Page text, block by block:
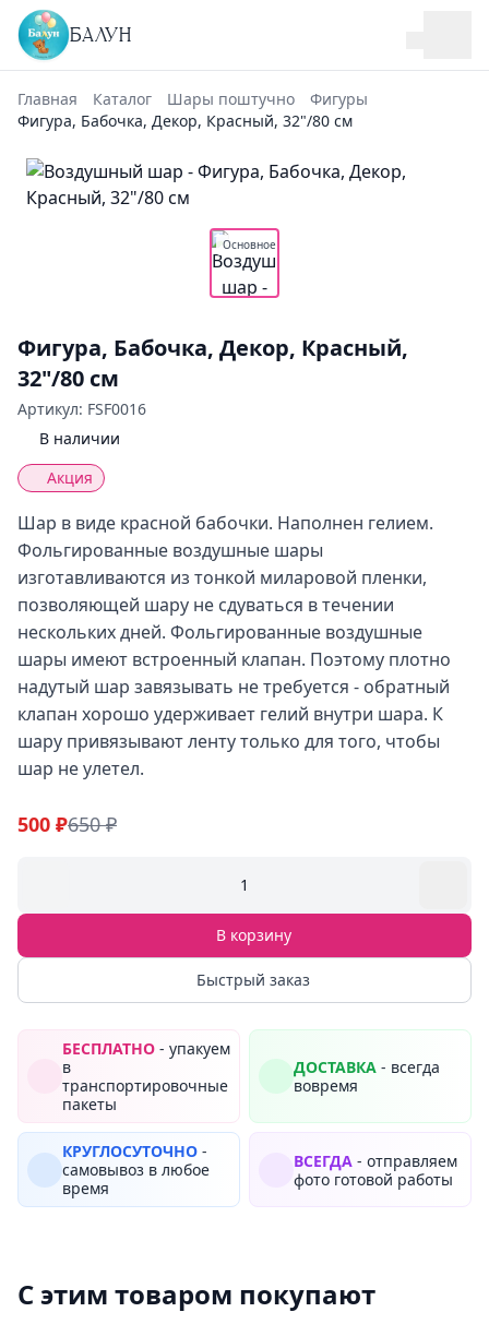
БАЛУН
Главная Каталог Шары поштучно
Фигуры
Фигура, Бабочка, Декор, Красный, 32"/80 см
Основное
Фигура, Бабочка, Декор, Красный,
32"/80 см
Артикул: FSF0016
В наличии
Акция
Шар в виде красной бабочки. Наполнен гелием.
Фольгированные воздушные шары
изготавливаются из тонкой миларовой пленки,
позволяющей шару не сдуваться в течении
нескольких дней. Фольгированные воздушные
шары имеют встроенный клапан. Поэтому плотно
надутый шар завязывать не требуется - обратный
клапан хорошо удерживает гелий внутри шара. К
шару привязывают ленту только для того, чтобы
шар не улетел.
500 ₽650 ₽
1
В корзину
Быстрый заказ
БЕСПЛАТНО - упакуем
в
транспортировочные
пакеты
ДОСТАВКА - всегда
вовремя
КРУГЛОСУТОЧНО -
самовывоз в любое
время
ВСЕГДА - отправляем
фото готовой работы
С этим товаром покупают